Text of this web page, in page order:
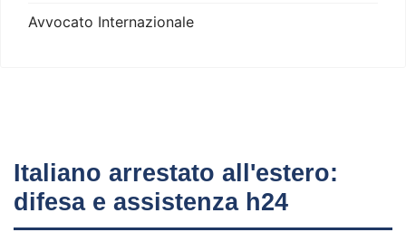
Avvocato Internazionale
Italiano arrestato all'estero:
difesa e assistenza h24